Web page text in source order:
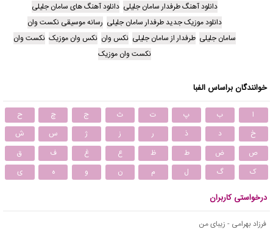
دانلود آهنگ طرفدار سامان جلیلی دانلود آهنگ های سامان جلیلی
دانلود موزیک جدید طرفدار سامان جلیلی رسانه موسیقی نکست وان
سامان جلیلی طرفدار از سامان جلیلی نکس وان نکس وان موزیک نکست وان
نکست وان موزیک
خوانندگان براساس الفبا
ا ب پ ت ث ج چ
ح
خ
د ذ ر ز ژ س
ش
ص
ض ط ظ ع غ ف
ق
ک
گ ل م ن و ه ی
درخواستی کاربران
فرزاد بهرامی - زیبای من